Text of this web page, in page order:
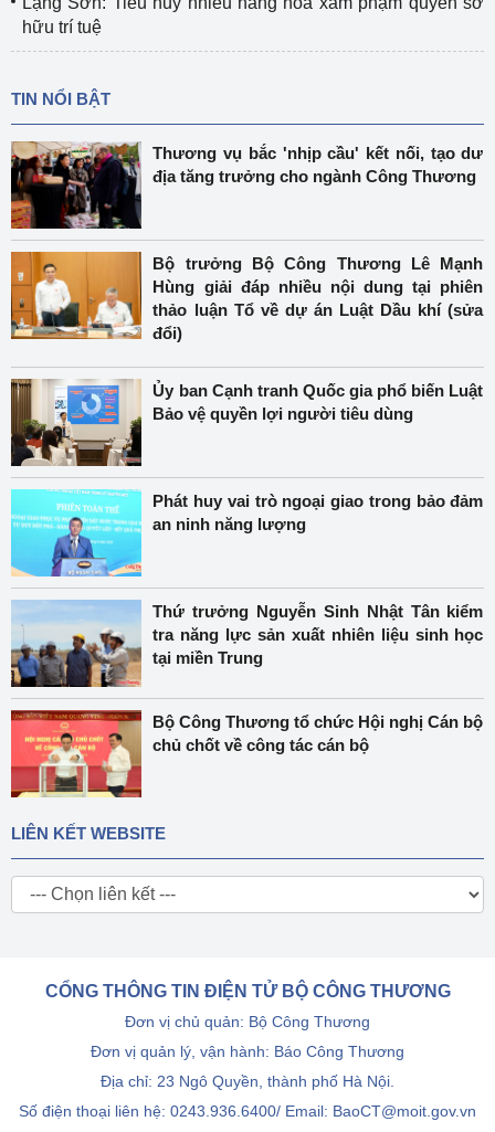
hữu trí tuệ
TIN NỔI BẬT
Thương vụ bắc 'nhịp cầu' kết nối, tạo dư
địa tăng trưởng cho ngành Công Thương
Bộ trưởng Bộ Công Thương Lê Mạnh
Hùng giải đáp nhiều nội dung tại phiên
thảo luận Tổ về dự án Luật Dầu khí (sửa
đổi)
Ủy ban Cạnh tranh Quốc gia phổ biến Luật
Bảo vệ quyền lợi người tiêu dùng
Phát huy vai trò ngoại giao trong bảo đảm
an ninh năng lượng
Thứ trưởng Nguyễn Sinh Nhật Tân kiểm
tra năng lực sản xuất nhiên liệu sinh học
tại miền Trung
Bộ Công Thương tổ chức Hội nghị Cán bộ
chủ chốt về công tác cán bộ
LIÊN KẾT WEBSITE
CỔNG THÔNG TIN ĐIỆN TỬ BỘ CÔNG THƯƠNG
Đơn vị chủ quản: Bộ Công Thương
Đơn vị quản lý, vận hành: Báo Công Thương
Địa chỉ: 23 Ngô Quyền, thành phố Hà Nội.
Số điện thoại liên hệ: 0243.936.6400/ Email: BaoCT@moit.gov.vn